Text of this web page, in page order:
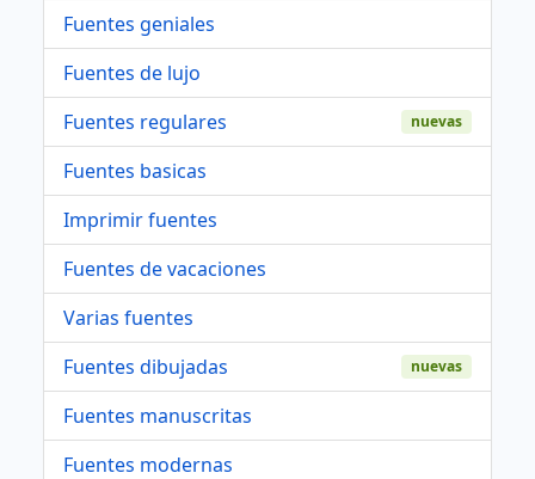
Fuentes geniales
Fuentes de lujo
Fuentes regulares
nuevas
Fuentes basicas
Imprimir fuentes
Fuentes de vacaciones
Varias fuentes
Fuentes dibujadas
nuevas
Fuentes manuscritas
Fuentes modernas